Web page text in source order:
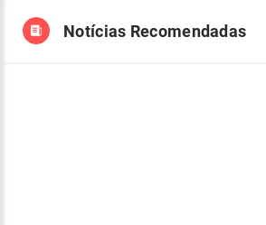
Notícias Recomendadas